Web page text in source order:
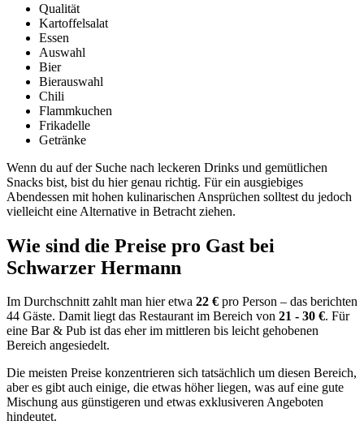
Qualität
Kartoffelsalat
Essen
Auswahl
Bier
Bierauswahl
Chili
Flammkuchen
Frikadelle
Getränke
Wenn du auf der Suche nach leckeren Drinks und gemütlichen
Snacks bist, bist du hier genau richtig. Für ein ausgiebiges
Abendessen mit hohen kulinarischen Ansprüchen solltest du jedoch
vielleicht eine Alternative in Betracht ziehen.
Wie sind die Preise pro Gast bei
Schwarzer Hermann
Im Durchschnitt zahlt man hier etwa 22 € pro Person – das berichten
44 Gäste. Damit liegt das Restaurant im Bereich von 21 - 30 €. Für
eine Bar & Pub ist das eher im mittleren bis leicht gehobenen
Bereich angesiedelt.
Die meisten Preise konzentrieren sich tatsächlich um diesen Bereich,
aber es gibt auch einige, die etwas höher liegen, was auf eine gute
Mischung aus günstigeren und etwas exklusiveren Angeboten
hindeutet.